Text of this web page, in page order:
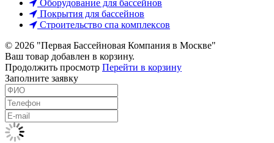
Оборудование для бассейнов
Покрытия для бассейнов
Строительство спа комплексов
© 2026 "Первая Бассейновая Компания в Москве"
Ваш товар добавлен в корзину.
Продолжить просмотр Перейти в корзину
Заполните заявку